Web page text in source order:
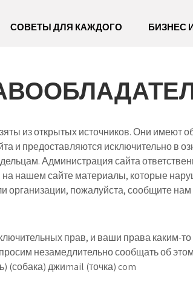
СОВЕТЫ ДЛЯ КАЖДОГО БИЗНЕС
из открытых источников. Они имеют
и предоставляются исключительно в
Администрация сайта
нашем сайте материалы, которые
пожалуйста, сообщите нам
прав, и ваши права каким-
незамедлительно сообщать об
(собака) джиmail (точка) com